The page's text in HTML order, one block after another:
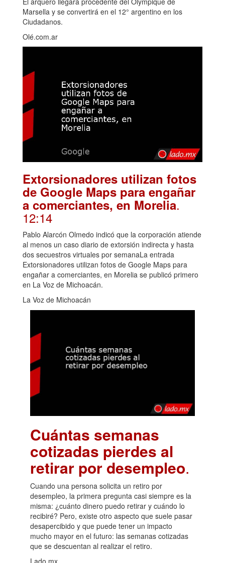
Marsella y se convertirá en el 12° argentino en los
Ciudadanos.
Olé.com.ar
Extorsionadores utilizan fotos
de Google Maps para engañar
a comerciantes, en Morelia.
12:14
Pablo Alarcón Olmedo indicó que la corporación atiende
al menos un caso diario de extorsión indirecta y hasta
dos secuestros virtuales por semanaLa entrada
Extorsionadores utilizan fotos de Google Maps para
engañar a comerciantes, en Morelia se publicó primero
en La Voz de Michoacán.
La Voz de Michoacán
Cuántas semanas
cotizadas pierdes al
retirar por desempleo.
Cuando una persona solicita un retiro por
desempleo, la primera pregunta casi siempre es la
misma: ¿cuánto dinero puedo retirar y cuándo lo
recibiré? Pero, existe otro aspecto que suele pasar
desapercibido y que puede tener un impacto
mucho mayor en el futuro: las semanas cotizadas
que se descuentan al realizar el retiro.
Lado.mx